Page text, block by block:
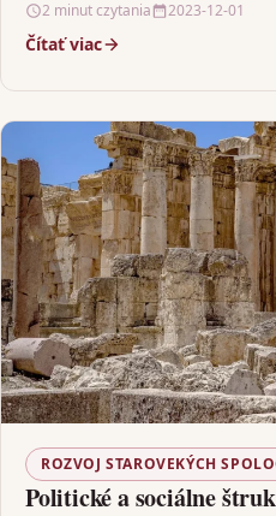
2 minut czytania 2023-12-01
Čítať viac
ROZVOJ STAROVEKÝCH
Politické a sociálne